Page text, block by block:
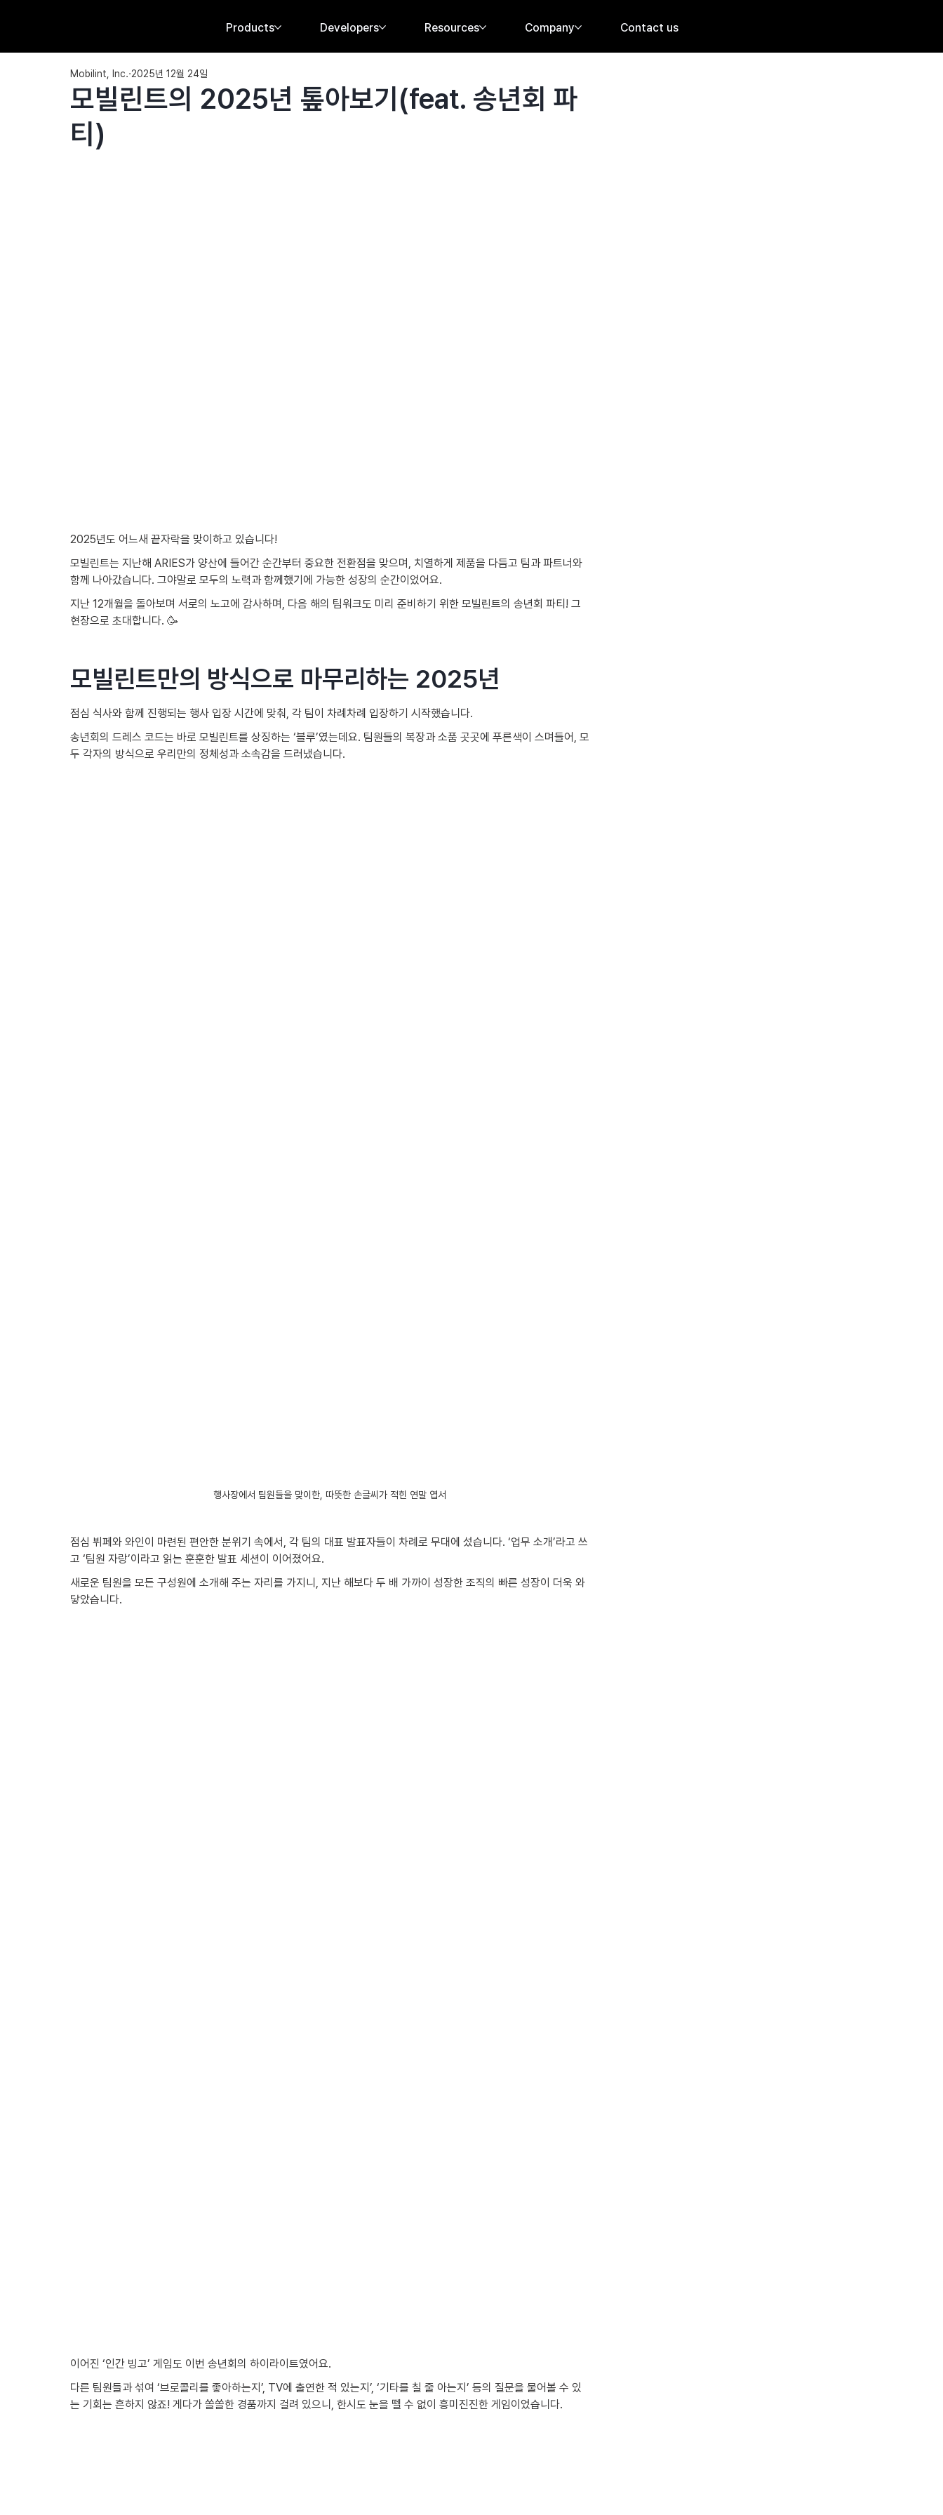
Products Developers Resources Company Contact us
모빌린트의 2025년 톺아보기(feat. 송년회 파
티)
Mobilint, Inc. 2025년 12월 24일
2025년도 어느새 끝자락을 맞이하고 있습니다!
모빌린트는 지난해 ARIES가 양산에 들어간 순간부터 중요한 전환점을 맞으며, 치열하게 제품을 다듬고 팀과 파트너와
함께 나아갔습니다. 그야말로 모두의 노력과 함께했기에 가능한 성장의 순간이었어요.
지난 12개월을 돌아보며 서로의 노고에 감사하며, 다음 해의 팀워크도 미리 준비하기 위한 모빌린트의 송년회 파티! 그
현장으로 초대합니다. 🥳
모빌린트만의 방식으로 마무리하는 2025년
점심 식사와 함께 진행되는 행사 입장 시간에 맞춰, 각 팀이 차례차례 입장하기 시작했습니다.
송년회의 드레스 코드는 바로 모빌린트를 상징하는 ‘블루’였는데요. 팀원들의 복장과 소품 곳곳에 푸른색이 스며들어, 모
두 각자의 방식으로 우리만의 정체성과 소속감을 드러냈습니다.
행사장에서 팀원들을 맞이한, 따뜻한 손글씨가 적힌 연말 엽서
점심 뷔페와 와인이 마련된 편안한 분위기 속에서, 각 팀의 대표 발표자들이 차례로 무대에 섰습니다. ‘업무 소개’라고 쓰
고 ‘팀원 자랑’이라고 읽는 훈훈한 발표 세션이 이어졌어요.
새로운 팀원을 모든 구성원에 소개해 주는 자리를 가지니, 지난 해보다 두 배 가까이 성장한 조직의 빠른 성장이 더욱 와
닿았습니다.
이어진 ‘인간 빙고’ 게임도 이번 송년회의 하이라이트였어요.
다른 팀원들과 섞여 ‘브로콜리를 좋아하는지’, TV에 출연한 적 있는지’, ‘기타를 칠 줄 아는지’ 등의 질문을 물어볼 수 있
는 기회는 흔하지 않죠! 게다가 쏠쏠한 경품까지 걸려 있으니, 한시도 눈을 뗄 수 없이 흥미진진한 게임이었습니다.